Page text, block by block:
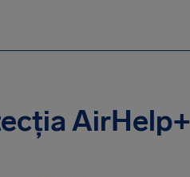
AirHelp+